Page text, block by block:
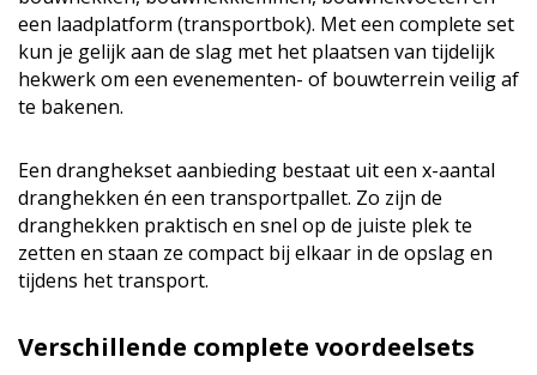
een laadplatform (transportbok). Met een complete set
kun je gelijk aan de slag met het plaatsen van tijdelijk
hekwerk om een evenementen- of bouwterrein veilig af
te bakenen.
Een dranghekset aanbieding bestaat uit een x-aantal
dranghekken én een transportpallet. Zo zijn de
dranghekken praktisch en snel op de juiste plek te
zetten en staan ze compact bij elkaar in de opslag en
tijdens het transport.
Verschillende complete voordeelsets